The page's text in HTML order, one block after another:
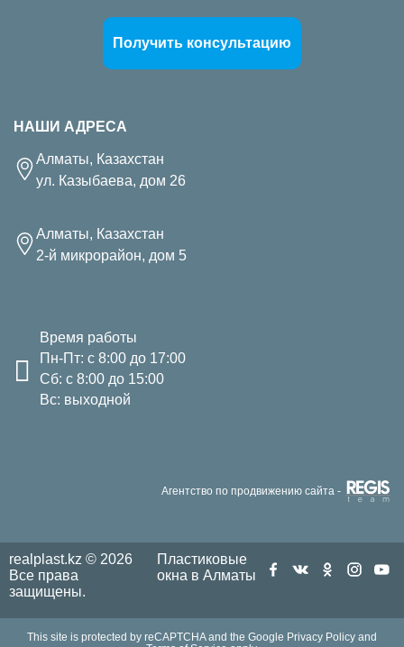
Получить консультацию
НАШИ АДРЕСА
Алматы, Казахстан
ул. Казыбаева, дом 26
Алматы, Казахстан
2-й микрорайон, дом 5
Время работы
Пн-Пт: с 8:00 до 17:00
Сб: с 8:00 до 15:00
Вс: выходной
Агентство по продвижению сайта -
realplast.kz © 2026
Все права
защищены.
Пластиковые
окна в Алматы
This site is protected by reCAPTCHA and the Google Privacy Policy and